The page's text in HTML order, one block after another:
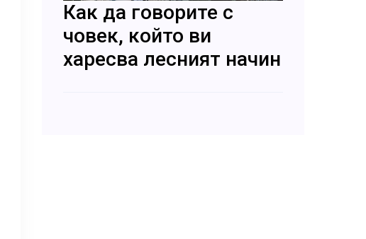
Как да говорите с
човек, който ви
харесва лесният начин